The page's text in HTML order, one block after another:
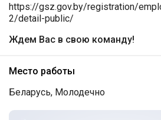
https://gsz.gov.by/registration/
2/detail-public/
Ждем Вас в свою команду!
Место работы
Беларусь, Молодечно